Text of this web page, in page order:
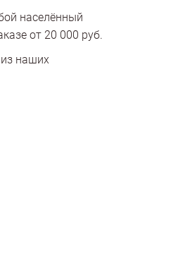
населённый
от 20 000 руб.
наших